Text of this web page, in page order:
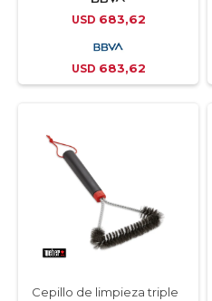
USD 683,62
USD 683,62
Cepillo de limpieza triple